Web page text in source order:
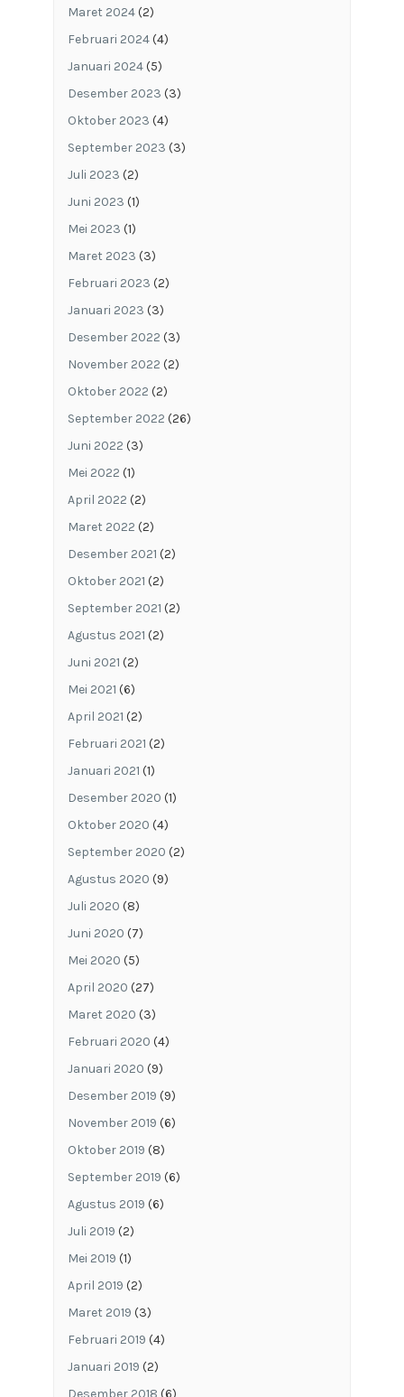
Maret 2024(2)
Februari 2024(4)
Januari 2024(5)
Desember 2023 (3)
Oktober 2023 (4)
September 2023 (3)
Juli 2023 (2)
Juni 2023 (1)
Mei 2023 (1)
Maret 2023 (3)
Februari 2023 (2)
Januari 2023 (3)
Desember 2022 (3)
November 2022 (2)
Oktober 2022 (2)
September 2022 (26)
Juni 2022 (3)
Mei 2022 (1)
April 2022 (2)
Maret 2022 (2)
Desember 2021 (2)
Oktober 2021 (2)
September 2021 (2)
Agustus 2021 (2)
Juni 2021 (2)
Mei 2021 (6)
April 2021 (2)
Februari 2021 (2)
Januari 2021 (1)
Desember 2020 (1)
Oktober 2020 (4)
September 2020 (2)
Agustus 2020 (9)
Juli 2020 (8)
Juni 2020 (7)
Mei 2020 (5)
April 2020 (27)
Maret 2020 (3)
Februari 2020 (4)
Januari 2020 (9)
Desember 2019 (9)
November 2019 (6)
Oktober 2019 (8)
September 2019 (6)
Agustus 2019 (6)
Juli 2019 (2)
Mei 2019 (1)
April 2019 (2)
Maret 2019 (3)
Februari 2019 (4)
Januari 2019 (2)
Desember 2018 (6)